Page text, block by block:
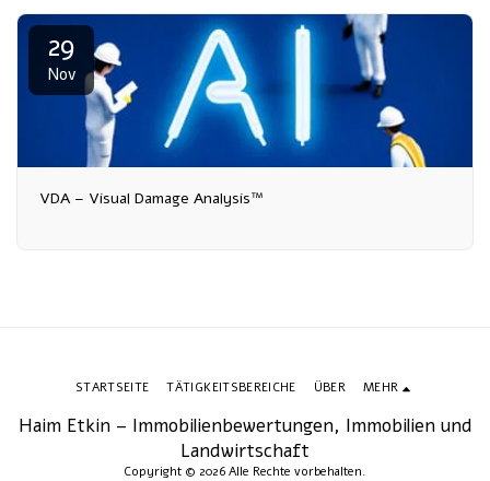
29
Nov
VDA – Visual Damage Analysis™
Haim Etkin – Immobilienbewertungen, Immobilien und
Landwirtschaft
Copyright © 2026 Alle Rechte vorbehalten.
STARTSEITE TÄTIGKEITSBEREICHE ÜBER MEHR